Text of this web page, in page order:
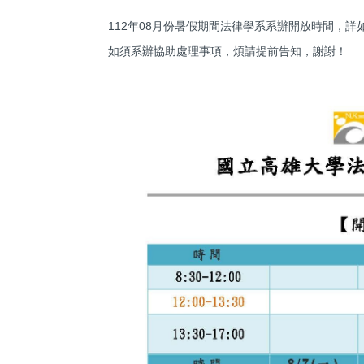
112年08月份暑假期間法律學系系辦開放時間，詳
如須系辦協助處理事項，煩請提前告知，謝謝！